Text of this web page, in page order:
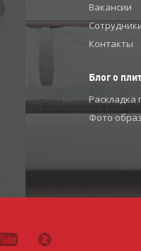
Вакансии
Контакты
Блог о
Раскладка
Фото